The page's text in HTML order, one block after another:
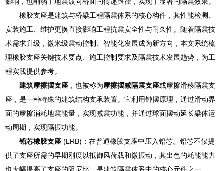
橡胶支座是建筑与桥梁工程隔震体系的核心构件，其性能检测、
安装施工、维护更换直接影响工程抗震安全性与耐久性。随着隔震技
术需求升级，微米级震动控制、智能化发展成为新方向，本文系统梳
理橡胶支座关键技术要点、施工控制要求及隔震技术发展趋势，为工
程实践提供参考。
建筑摩擦摆支座 ，也被称为摩擦摆减隔震支座或摩擦滑移隔震支
座，是一种特殊的建筑结构支承装置。它利用钟摆原理，通过滑动界
面的摩擦消耗地震能量，实现减震功能，并通过球面摆动延长梁体运
动周期，实现隔振功能。
铅芯橡胶支座 (LRB)：在普通橡胶支座中压入铅芯。铅芯不仅提
供了支座所需的早期刚度以抵御风荷载和微振动，其出色的耗能能力
也大幅提高了支座的阻尼比，是建筑隔震体系中的核心元件之一。